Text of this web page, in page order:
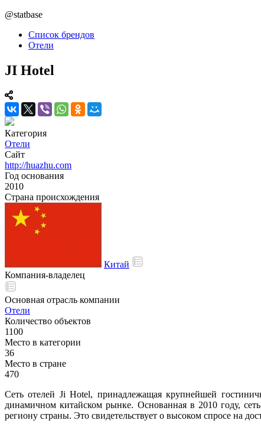
@statbase
Список брендов
Отели
JI Hotel
Категория
Отели
Сайт
http://huazhu.com
Год основания
2010
Страна происхождения
Китай
Компания-владелец
Основная отрасль компании
Отели
Количество объектов
1100
Место в категории
36
Место в стране
470
Сеть отелей Ji Hotel, принадлежащая крупнейшей
динамичном китайском рынке. Основанная в 2010 году,
региону страны. Это свидетельствует о высоком спросе на